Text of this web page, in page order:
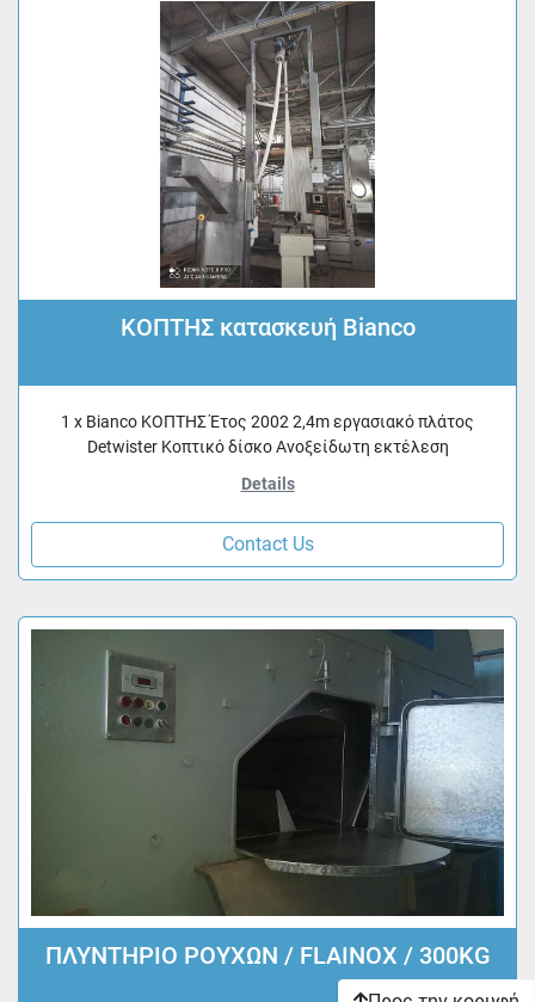
ΚΟΠΤΗΣ κατασκευή Bianco
1 x Bianco ΚΟΠΤΗΣ Έτος 2002 2,4m εργασιακό πλάτος
Detwister Κοπτικό δίσκο Ανοξείδωτη εκτέλεση
Details
Contact Us
ΠΛΥΝΤΗΡΙΟ ΡΟΥΧΩΝ / FLAINOX / 300KG